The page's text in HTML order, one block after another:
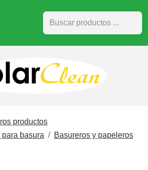
Buscar
productos
basura
Basureros y papeleros